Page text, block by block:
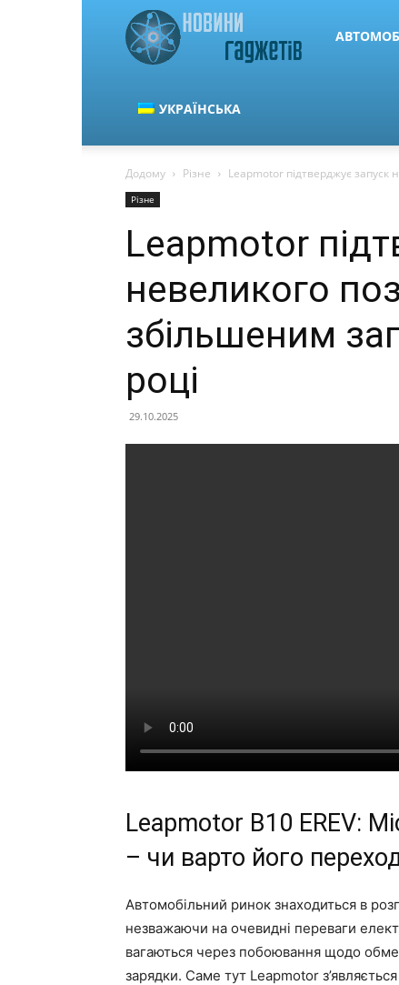
Новини
та
автомобілів
УКРАЇНСЬКА
Додому Різне Leapmotor підтверджує запуск
Різне
Leapmotor
невеликого
збільшеним
році
29.10.2025
Leapmotor B10 EREV:
– чи варто його
Автомобільний ринок знаходиться в
незважаючи на очевидні переваги
вагаються через побоювання щодо
зарядки. Саме тут Leapmotor